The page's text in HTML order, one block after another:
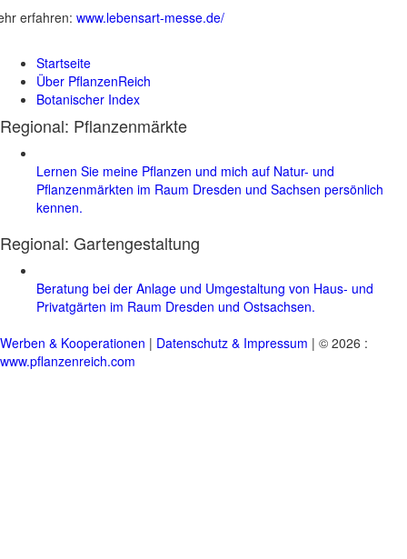
erfahren: www.lebensart-messe.de/
Startseite
Über PflanzenReich
Botanischer Index
Regional: Pflanzenmärkte
Lernen Sie meine Pflanzen und mich auf Natur- und
Pflanzenmärkten im Raum Dresden und Sachsen persönlich
kennen.
Regional: Gartengestaltung
Beratung bei der Anlage und Umgestaltung von Haus- und
Privatgärten im Raum Dresden und Ostsachsen.
Werben & Kooperationen | Datenschutz & Impressum | © 2026 :
www.pflanzenreich.com